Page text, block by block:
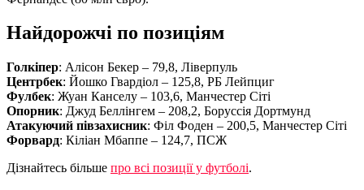
Найдорожчі по позиціям
Голкіпер: Алісон Бекер – 79,8, Ліверпуль
Центрбек: Йошко Гвардіол – 125,8, РБ Лейпциг
Фулбек: Жуан Канселу – 103,6, Манчестер Сіті
Опорник: Джуд Беллінгем – 208,2, Боруссія Дортмунд
Атакуючий півзахисник: Філ Фоден – 200,5, Манчестер Сіті
Форвард: Кіліан Мбаппе – 124,7, ПСЖ
Дізнайтесь більше про всі позиції у футболі.